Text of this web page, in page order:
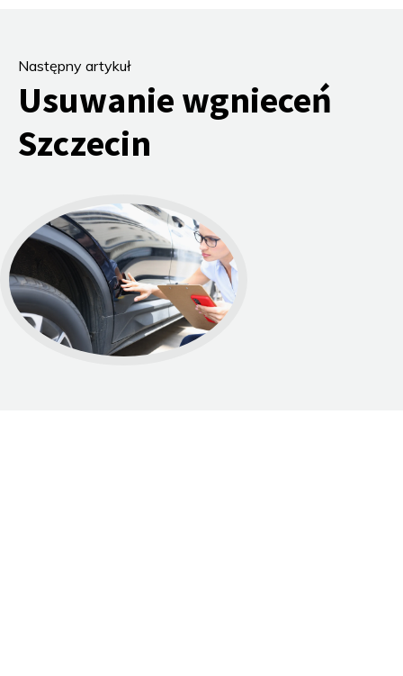
Następny artykuł
Usuwanie wgnieceń
Szczecin